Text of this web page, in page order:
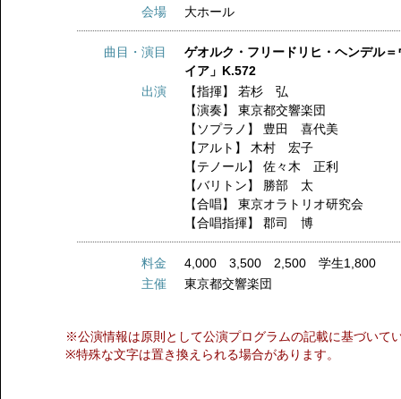
会場
大ホール
曲目・演目
ゲオルク・フリードリヒ・ヘンデル
イア」K.572
出演
【指揮】若杉 弘
【演奏】東京都交響楽団
【ソプラノ】 豊田 喜代美
【アルト】 木村 宏子
【テノール】佐々木 正利
【バリトン】
勝部 太
【合唱】東京オラトリオ研究会
【合唱指揮】郡司 博
料金
4,000 3,500 2,500 学生1,800
主催
東京都交響楽団
※公演情報は原則として公演プログラムの記載に基づいて
※特殊な文字は置き換えられる場合があります。